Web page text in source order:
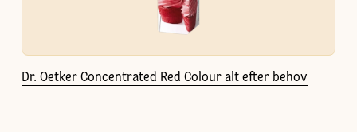
Dr. Oetker Concentrated Red Colour alt efter behov